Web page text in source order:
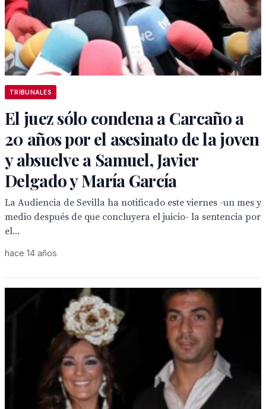
TRIBUNALES
El juez sólo condena a Carcaño a
20 años por el asesinato de la joven
y absuelve a Samuel, Javier
Delgado y María García
La Audiencia de Sevilla ha notificado este viernes -un mes y
medio después de que concluyera el juicio- la sentencia por
el...
hace 14 años